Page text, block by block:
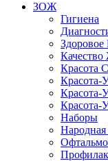
ЗОЖ
Гигиена
Красота
Красота-
Красота-
Красота-
Наборы